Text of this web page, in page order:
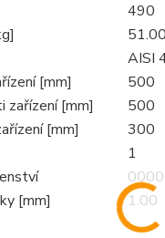
490
51.00
AISI
[mm]
500
zařízení [mm]
500
[mm]
300
1
[mm]
1.00